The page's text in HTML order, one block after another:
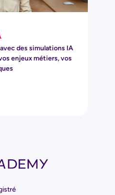
des simulations IA
enjeux métiers, vos